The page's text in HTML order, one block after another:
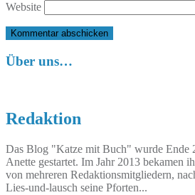
Website
Über uns…
Redaktion
Das Blog "Katze mit Buch" wurde Ende
Anette gestartet. Im Jahr 2013 bekamen
von mehreren Redaktionsmitgliedern,
Lies-und-lausch seine Pforten...